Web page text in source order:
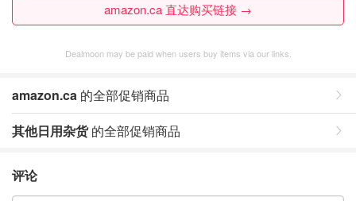
amazon.ca 直达购买链接 →
Dealmoon may be paid when users buy items via our links.
amazon.ca 的全部促销商品
其他日用杂货的全部促销商品
评论